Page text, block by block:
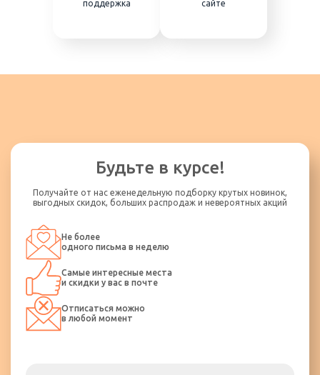
поддержка сайте
Будьте в курсе!
Получайте от нас еженедельную подборку крутых новинок,
выгодных скидок, больших распродаж и невероятных акций
Не более
одного письма в неделю
Самые интересные места
и скидки у вас в почте
Отписаться можно
в любой момент